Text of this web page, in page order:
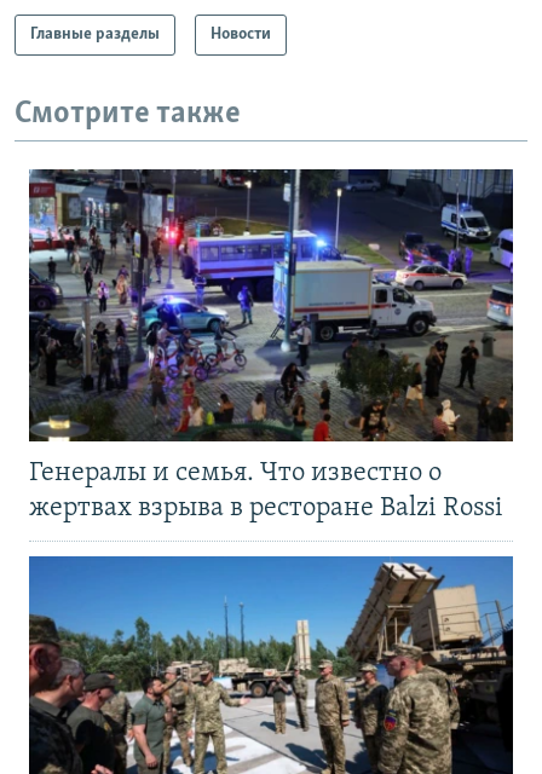
Главные разделы Новости
Смотрите также
Генералы и семья. Что известно о
жертвах взрыва в ресторане Balzi Rossi